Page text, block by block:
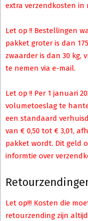
extra verzendkosten in
Let op !! Bestellingen
pakket groter is dan
zwaarder is dan 30 kg,
te nemen via e-mail.
Let op !! Per 1 januari
volumetoeslag te
een standaard
van € 0,50 tot € 3,01,
pakket wordt. Dit geld
informtie over
Let op!!! Kosten die
retourzending zijn